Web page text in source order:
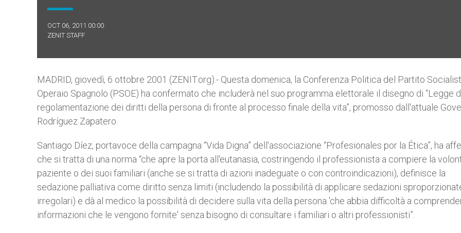
OCT 06, 2011 00:00
ZENIT STAFF
MADRID, giovedì, 6 ottobre 2001 (ZENIT.org).- Questa domenica, la Conferenza Politica del Partito
Operaio Spagnolo (PSOE) ha confermato che includerà nel suo programma elettorale il disegno di “Legge
regolamentazione dei diritti della persona di fronte al processo finale della vita”, promosso dall'attuale
Rodríguez Zapatero.
Santiago Díez, portavoce della campagna “Vida Digna” dell'associazione “Profesionales por la Ética”, ha
che si tratta di una norma “che apre la porta all'eutanasia, costringendo il professionista a compiere la
paziente o dei suoi familiari (anche se si tratta di azioni inadeguate o con controindicazioni), definisce la
sedazione palliativa come diritto senza limiti (includendo la possibilità di applicare sedazioni
irregolari) e dà al medico la possibilità di decidere sulla vita della persona 'che abbia difficoltà a
informazioni che le vengono fornite' senza bisogno di consultare i familiari o altri professionisti”.